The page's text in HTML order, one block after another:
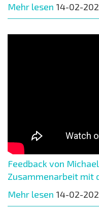
Mehr lesen 14-02-
Feedback von
Zusammenarbeit mit
Mehr lesen 14-02-